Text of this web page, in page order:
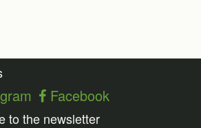
Facebook
to the newsletter